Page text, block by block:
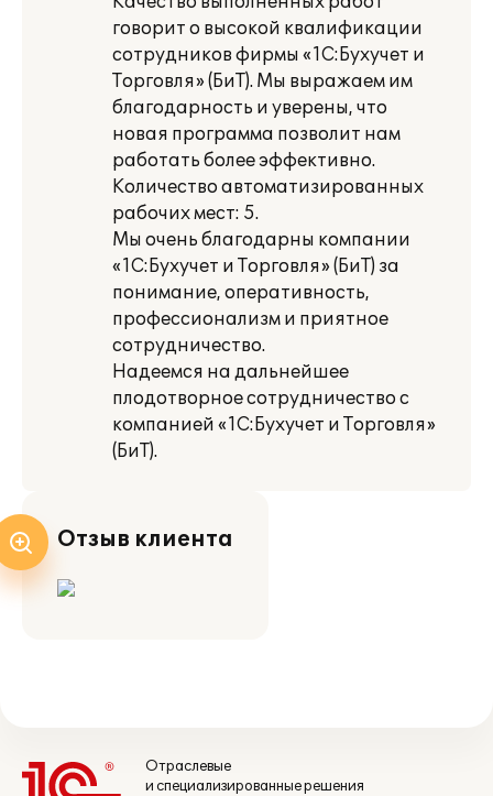
говорит о высокой квалификации
сотрудников фирмы «1С:Бухучет и
Торговля» (БиТ). Мы выражаем им
благодарность и уверены, что
новая программа позволит нам
работать более эффективно.
Количество автоматизированных
рабочих мест: 5.
Мы очень благодарны компании
«1С:Бухучет и Торговля» (БиТ) за
понимание, оперативность,
профессионализм и приятное
сотрудничество.
Надеемся на дальнейшее
плодотворное сотрудничество с
компанией «1С:Бухучет и Торговля»
(БиТ).
Отзыв клиента
Отраслевые
и специализированные решения